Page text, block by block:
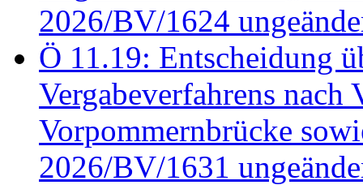
2026/BV/1624
Ö 11.19: Entscheidung
Vergabeverfahrens
Vorpommernbrücke
2026/BV/1631